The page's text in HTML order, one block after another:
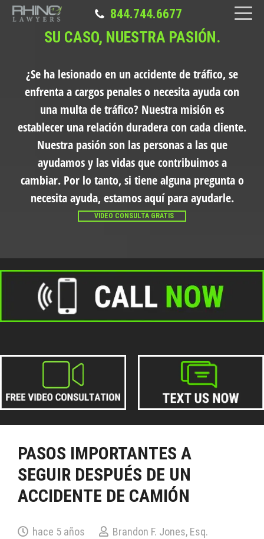
844.744.6677
SU CASO, NUESTRA PASIÓN.
¿Se ha lesionado en un accidente de tráfico, se
enfrenta a cargos penales o necesita ayuda con
una multa de tráfico? Nuestra misión es
establecer una relación duradera con cada cliente.
Nuestra pasión son las personas a las que
ayudamos y las vidas que contribuimos a
cambiar. Por lo tanto, si tiene alguna pregunta o
necesita ayuda, estamos aquí para ayudarle.
VIDEO CONSULTA GRATIS
PASOS IMPORTANTES A
SEGUIR DESPUÉS DE UN
ACCIDENTE DE CAMIÓN
hace 5 años
Brandon F. Jones, Esq.